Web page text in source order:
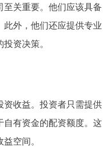
关重要。他们应该具备
外，他们还应提供专业
资决策。
资收益。投资者只需提供
有资金的配资额度。这
空间。